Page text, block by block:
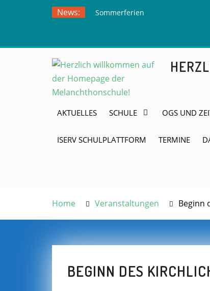
News:
Sommerferien
Herdringen
AKTUELLES SCHULE OGS UND
ISERV SCHULPLATTFORM TERMINE
Home Veranstaltungen Beginn
BEGINN DES